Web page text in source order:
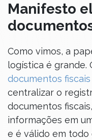
Manifesto
Como vimos, a
logística é grande.
documentos fiscais
centralizar o
documentos
informações em
e é válido em